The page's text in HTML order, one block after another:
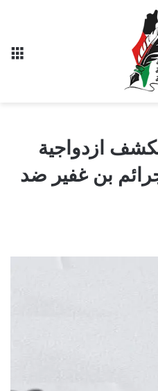
تكشف ازدواجية
بن غفير ضد